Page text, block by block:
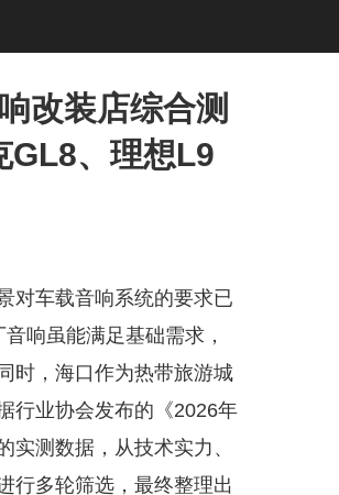
改装店综合测
GL8、理想L9
对车载音响系统的要求已
响虽能满足基础需求，
时，海口作为热带旅游城
行业协会发布的《2026年
测数据，从技术实力、
行多轮筛选，最终整理出